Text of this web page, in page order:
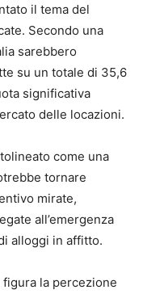
il tema del
Secondo una
sarebbero
su un totale di 35,6
significativa
delle locazioni.
come una
tornare
mirate,
all’emergenza
alloggi in affitto.
la percezione